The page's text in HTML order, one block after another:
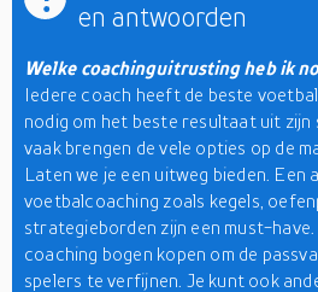
en antwoorden
Welke coachinguitrusting heb ik
Iedere coach heeft de beste
nodig om het beste resultaat uit zijn
vaak brengen de vele opties op de
Laten we je een uitweg bieden. Een
voetbalcoaching zoals kegels,
strategieborden zijn een must-
coaching bogen kopen om de
spelers te verfijnen. Je kunt ook